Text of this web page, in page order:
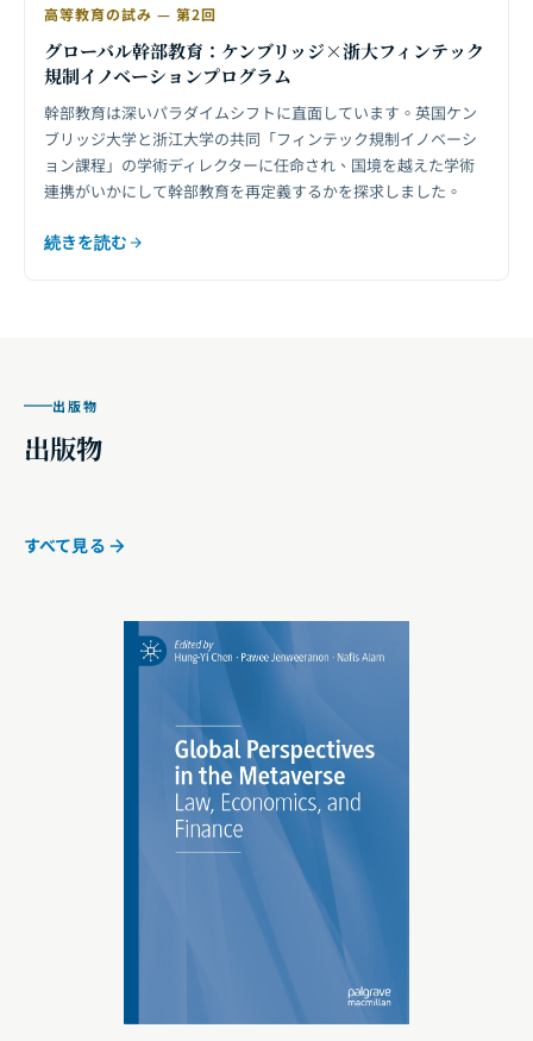
高等教育の試み — 第2回
グローバル幹部教育：ケンブリッジ×浙大フィンテック
規制イノベーションプログラム
幹部教育は深いパラダイムシフトに直面しています。英国ケン
ブリッジ大学と浙江大学の共同「フィンテック規制イノベーシ
ョン課程」の学術ディレクターに任命され、国境を越えた学術
連携がいかにして幹部教育を再定義するかを探求しました。
続きを読む
出版物
出版物
すべて見る